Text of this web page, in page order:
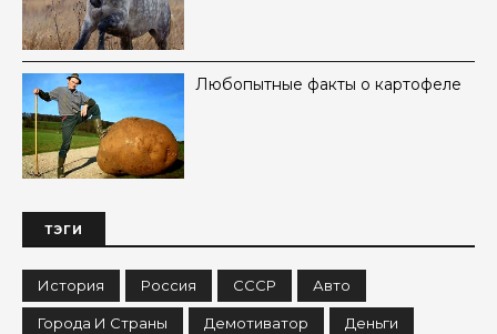
Любопытные факты о картофеле
ТЭГИ
История Россия СССР Авто
Города И Страны Демотиватор Деньги